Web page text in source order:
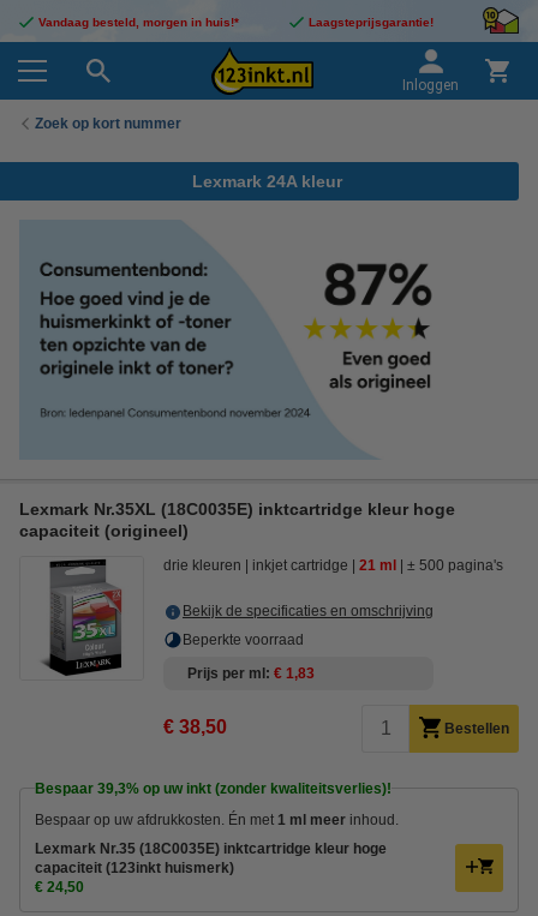
Vandaag besteld, morgen in huis!* Laagsteprijsgarantie!
Inloggen
Zoek op kort nummer
Lexmark 24A kleur
Lexmark Nr.35XL (18C0035E) inktcartridge kleur hoge
capaciteit (origineel)
drie kleuren inkjet cartridge 21 ml ± 500 pagina's
Bekijk de specificaties en omschrijving
Beperkte voorraad
Prijs per ml
€ 1,83
€ 38,50 Bestellen
Bespaar 39,3% op uw inkt (zonder kwaliteitsverlies)!
Bespaar op uw afdrukkosten. Én met 1 ml meer inhoud.
Lexmark Nr.35 (18C0035E) inktcartridge kleur hoge
capaciteit (123inkt huismerk)
€ 24,50